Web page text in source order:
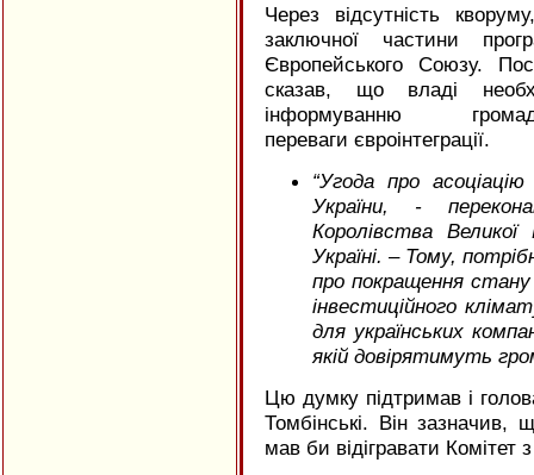
Через відсутність
заключної частини
Європейського Союзу.
сказав, що владі
інформуванню
переваги євроінтеграції.
“Угода про
України, -
Королівства Великої
Україні. – Тому,
про покращення стану
інвестиційного
для українських
якій довірятимуть
Цю думку підтримав і
Томбінські. Він зазначив,
мав би відігравати Комітет